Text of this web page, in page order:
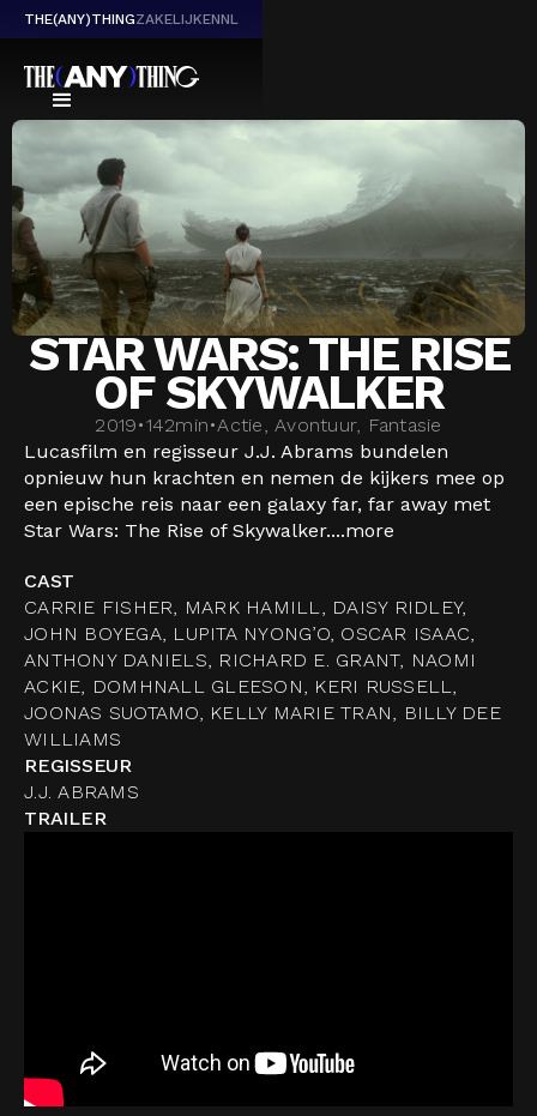
THE(ANY)THINGZAKELIJKENNL
STAR WARS: THE RISE
OF SKYWALKER
2019•142min•Actie, Avontuur, Fantasie
Lucasfilm en regisseur J.J. Abrams bundelen
opnieuw hun krachten en nemen de kijkers mee op
een epische reis naar een galaxy far, far away met
Star Wars: The Rise of Skywalker....more
CAST
CARRIE FISHER, MARK HAMILL, DAISY RIDLEY,
JOHN BOYEGA, LUPITA NYONG’O, OSCAR ISAAC,
ANTHONY DANIELS, RICHARD E. GRANT, NAOMI
ACKIE, DOMHNALL GLEESON, KERI RUSSELL,
JOONAS SUOTAMO, KELLY MARIE TRAN, BILLY DEE
WILLIAMS
REGISSEUR
J.J. ABRAMS
TRAILER